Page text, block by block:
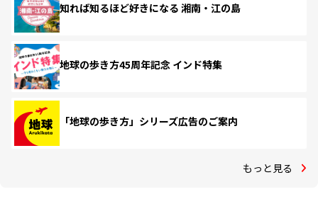
知れば知るほど好きになる 湘南・江の島
地球の歩き方45周年記念 インド特集
「地球の歩き方」シリーズ広告のご案内
もっと見る